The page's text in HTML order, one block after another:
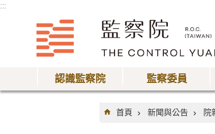
:::
認識監察院 監察委員
:::
首頁
新聞與公告 院